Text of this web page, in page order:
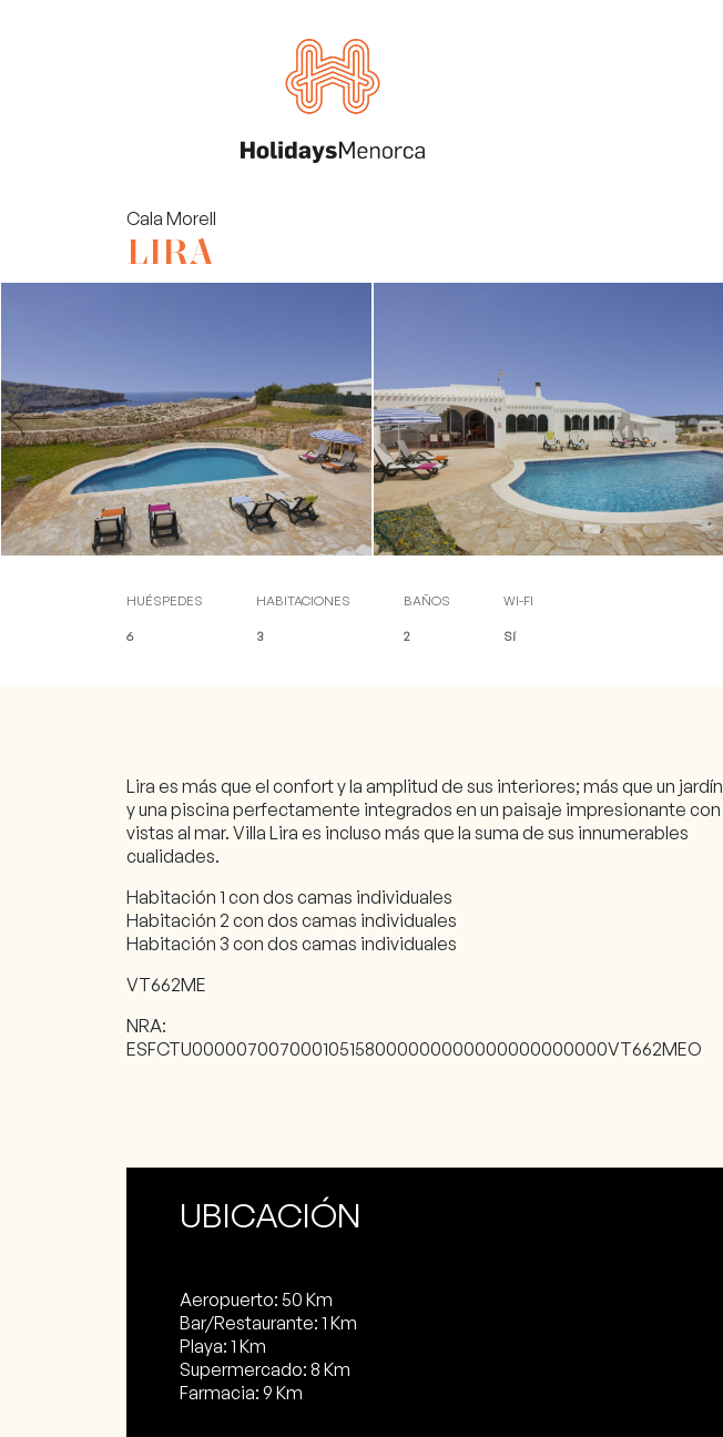
Villas
Nosotros
Menorca
Blog
Contacto
Acceso clientes (check-in online)
Cala Morell
LIRA
HUÉSPEDES
6
HABITACIONES
3
BAÑOS
2
WI-FI
Sí
Lira es más que el confort y la amplitud de sus interiores; más que un jardín
y una piscina perfectamente integrados en un paisaje impresionante con
vistas al mar. Villa Lira es incluso más que la suma de sus innumerables
cualidades.
Habitación 1 con dos camas individuales
Habitación 2 con dos camas individuales
Habitación 3 con dos camas individuales
VT662ME
NRA:
ESFCTU000007007000105158000000000000000000000VT662MEO
UBICACIÓN
Aeropuerto: 50 Km
Bar/Restaurante: 1 Km
Playa: 1 Km
Supermercado: 8 Km
Farmacia: 9 Km